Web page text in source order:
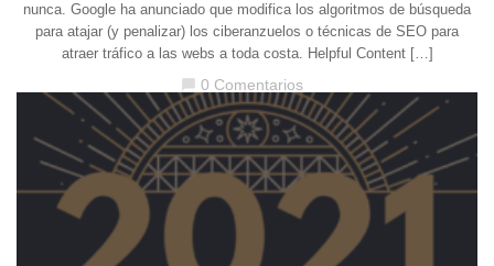
nunca. Google ha anunciado que modifica los algoritmos de búsqueda
para atajar (y penalizar) los ciberanzuelos o técnicas de SEO para
atraer tráfico a las webs a toda costa. Helpful Content […]
chat_bubble 0 Comentarios